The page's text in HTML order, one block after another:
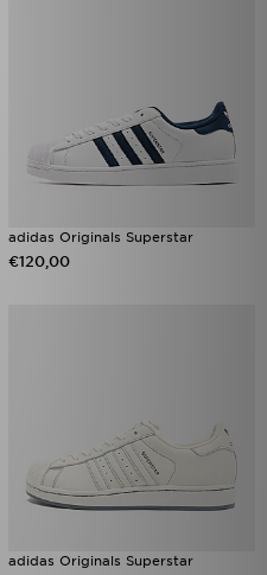
adidas Originals Superstar
€120,00
adidas Originals Superstar